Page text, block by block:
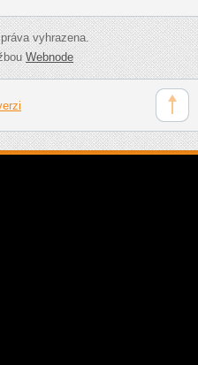
vyhrazena.
Webnode